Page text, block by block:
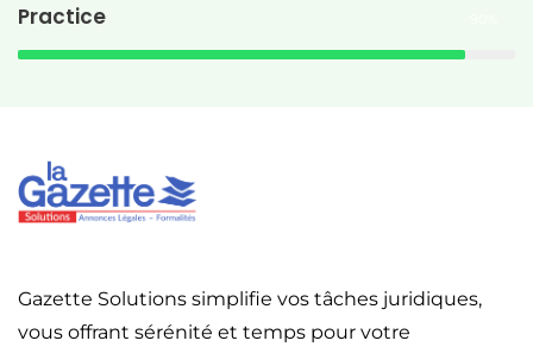
Practice
Gazette Solutions simplifie vos tâches juridiques,
vous offrant sérénité et temps pour votre